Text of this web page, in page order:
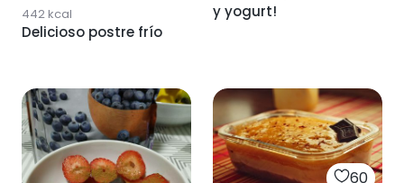
442kcal
Delicioso postre frío
y yogurt!
60